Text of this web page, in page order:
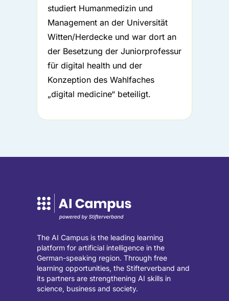
studiert Humanmedizin und
Management an der Universität
Witten/Herdecke und war dort an
der Besetzung der Juniorprofessur
für digital health und der
Konzeption des Wahlfaches
„digital medicine“ beteiligt.
The AI Campus is the leading learning
platform for artificial intelligence in the
German-speaking region. Through free
learning opportunities, the Stifterverband and
its partners are strengthening AI skills in
science, business and society.